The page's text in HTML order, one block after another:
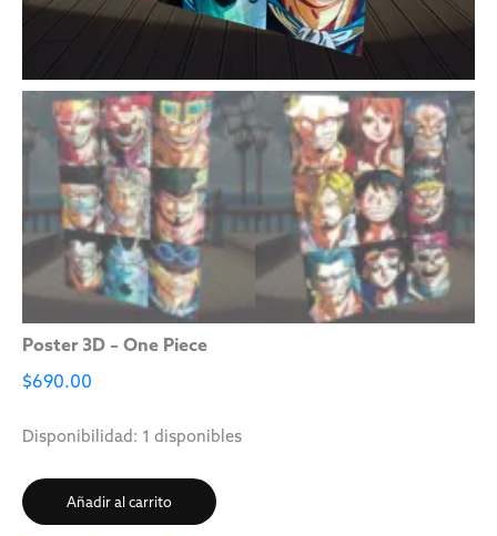
Poster 3D – One Piece
$690.00
Disponibilidad: 1 disponibles
Añadir al carrito